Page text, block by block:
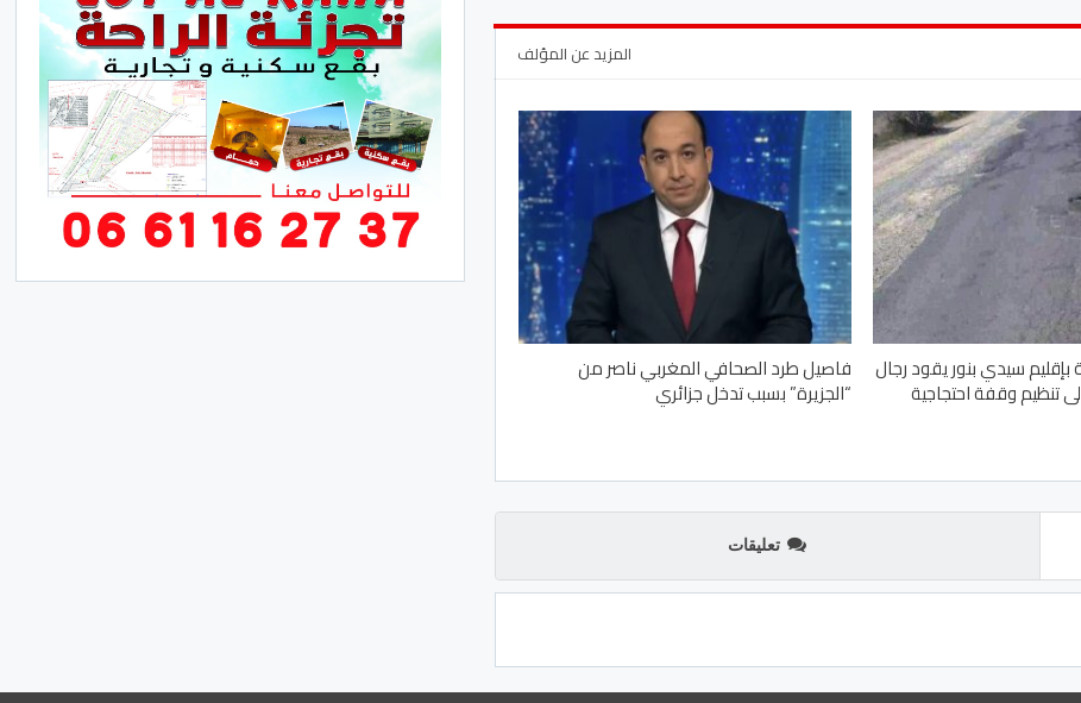
المزيد عن المؤلف
سيدي بنور يقود رجال
تنظيم وقفة احتجاجية
فاصيل طرد الصحافي المغربي ناصر من
“الجزيرة” بسبب تدخل جزائري
تعليقات